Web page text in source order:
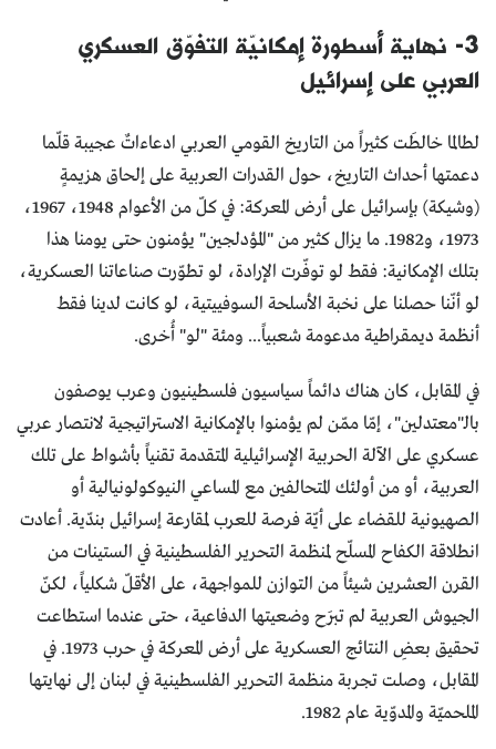
3- نهاية أسطورة إمكانيّة التفوّق العسكري
العربي على إسرائيل
لطالما خالطَت كثيراً من التاريخ القومي العربي ادعاءاتٌ عجيبة قلّما
دعمتها أحداث التاريخ، حول القدرات العربية على إلحاق هزيمةٍ
(وشيكة) بإسرائيل على أرض المعركة: في كلّ من الأعوام 1948، 1967،
1973، و1982. ما يزال كثير من "المؤدلجين" يؤمنون حتى يومنا هذا
بتلك الإمكانية: فقط لو توفّرت الإرادة، لو تطوّرت صناعاتنا العسكرية،
لو أنّنا حصلنا على نخبة الأسلحة السوفييتية، لو كانت لدينا فقط
أنظمة ديمقراطية مدعومة شعبياً... ومئة "لو" أُخرى.
في المقابل، كان هناك دائماً سياسيون فلسطينيون وعرب يوصفون
بالـ"معتدلين"، إمّا ممّن لم يؤمنوا بالإمكانية الاستراتيجية لانتصار عربي
عسكري على الآلة الحربية الإسرائيلية المتقدمة تقنياً بأشواط على تلك
العربية، أو من أولئك المتحالفين مع المساعي النيوكولونيالية أو
الصهيونية للقضاء على أيّة فرصة للعرب لمقارعة إسرائيل بندّية. أعادت
انطلاقة الكفاح المسلّح لمنظمة التحرير الفلسطينية في الستينات من
القرن العشرين شيئاً من التوازن للمواجهة، على الأقلّ شكلياً، لكنّ
الجيوش العربية لم تبرَح وضعيتها الدفاعية، حتى عندما استطاعت
تحقيق بعضِ النتائج العسكرية على أرض المعركة في حرب 1973. في
المقابل، وصلت تجربة منظمة التحرير الفلسطينية في لبنان إلى نهايتها
الملحميّة والمدوّية عام 1982.